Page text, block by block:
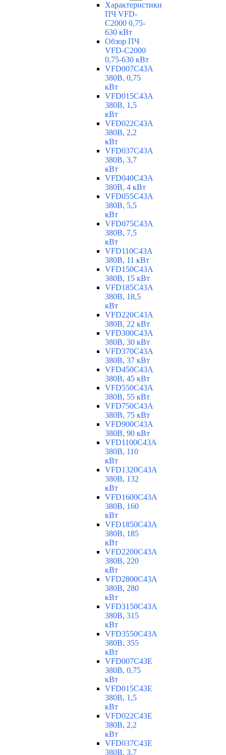
Характеристики
ПЧ VFD-
C2000 0,75-
630 кВт
Обзор ПЧ
VFD-C2000
0,75-630 кВт
VFD007C43A
380В, 0,75
кВт
VFD015C43A
380В, 1,5
кВт
VFD022C43A
380В, 2,2
кВт
VFD037C43A
380В, 3,7
кВт
VFD040C43A
380В, 4 кВт
VFD055C43A
380В, 5,5
кВт
VFD075C43A
380В, 7,5
кВт
VFD110C43A
380В, 11 кВт
VFD150C43A
380В, 15 кВт
VFD185C43A
380В, 18,5
кВт
VFD220C43A
380В, 22 кВт
VFD300C43A
380В, 30 кВт
VFD370C43A
380В, 37 кВт
VFD450C43A
380В, 45 кВт
VFD550C43A
380В, 55 кВт
VFD750C43A
380В, 75 кВт
VFD900C43A
380В, 90 кВт
VFD1100C43A
380В, 110
кВт
VFD1320C43A
380В, 132
кВт
VFD1600C43A
380В, 160
кВт
VFD1850C43A
380В, 185
кВт
VFD2200C43A
380В, 220
кВт
VFD2800C43A
380В, 280
кВт
VFD3150C43A
380В, 315
кВт
VFD3550C43A
380В, 355
кВт
VFD007C43E
380В, 0,75
кВт
VFD015C43E
380В, 1,5
кВт
VFD022C43E
380В, 2,2
кВт
VFD037C43E
380В, 3,7